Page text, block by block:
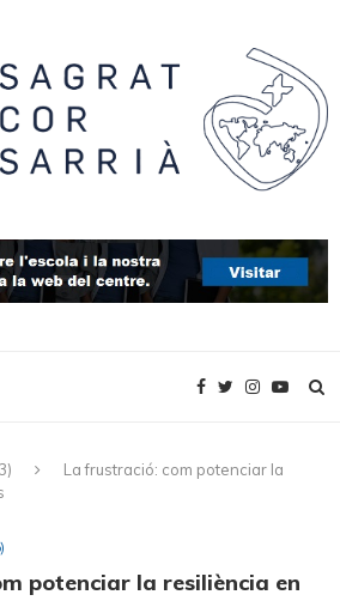
La frustració: com potenciar la
potenciar la resiliència en